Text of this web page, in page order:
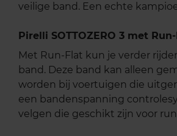
veilige band. Een echte
Pirelli SOTTOZERO 3 met
Met Run-Flat kun je verder
band. Deze band kan alleen
worden bij voertuigen die
een bandenspanning
velgen die geschikt zijn voor